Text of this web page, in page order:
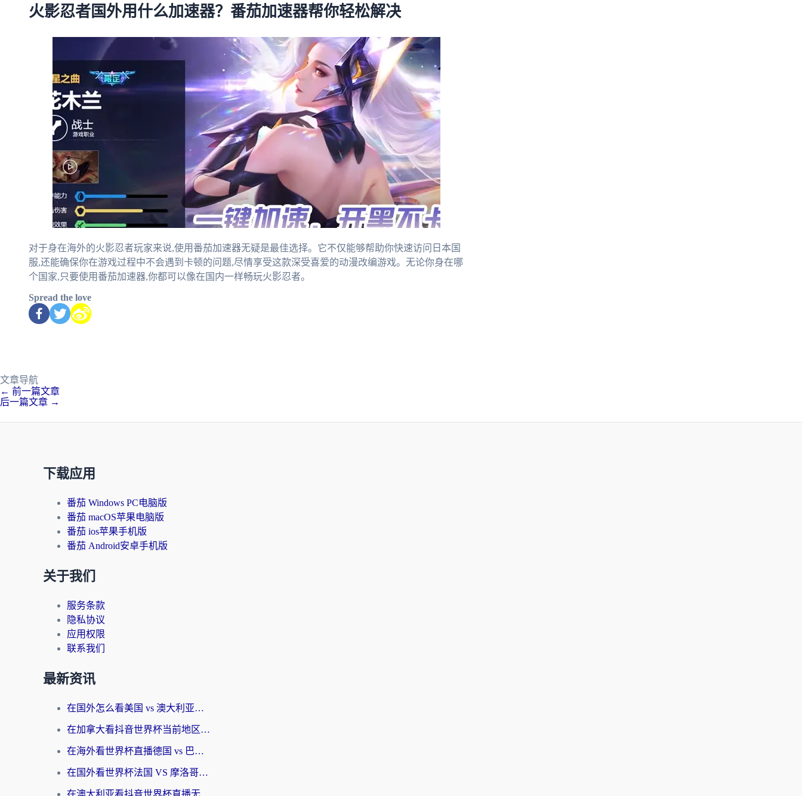
火影忍者国外用什么加速器？番茄加速器帮你轻松解决
对于身在海外的火影忍者玩家来说,使用番茄加速器无疑是最佳选择。它不仅能够帮助你快速访问日本国
服,还能确保你在游戏过程中不会遇到卡顿的问题,尽情享受这款深受喜爱的动漫改编游戏。无论你身在哪
个国家,只要使用番茄加速器,你都可以像在国内一样畅玩火影忍者。
Spread the love
文章导航
← 前一篇文章
后一篇文章 →
下载应用
番茄 Windows PC电脑版
番茄 macOS苹果电脑版
番茄 ios苹果手机版
番茄 Android安卓手机版
关于我们
服务条款
隐私协议
应用权限
联系我们
最新资讯
在国外怎么看美国 vs 澳大利亚世界杯直播？海外党必藏的中文解说观赛指南
在加拿大看抖音世界杯当前地区不可播放？海外党体育观赛终极指南
在海外看世界杯直播德国 vs 巴拉圭当前IP受限制？这篇指南帮你轻松解决地区限制
在国外看世界杯法国 VS 摩洛哥仅限中国大陆？别让地域限制拦下你的欢呼